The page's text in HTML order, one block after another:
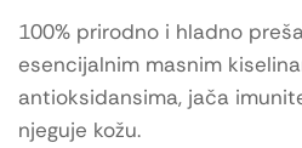
100% prirodno i hladno
esencijalnim masnim
antioksidansima, jača
njeguje kožu.